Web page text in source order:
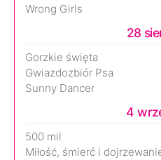
Wrong Girls
28
Gorzkie święta
Gwiazdozbiór Psa
Sunny Dancer
4
500 mil
Miłość, śmierć i